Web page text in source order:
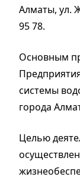
Алматы, ул.
95 78.
Основным
системы
города
Целью